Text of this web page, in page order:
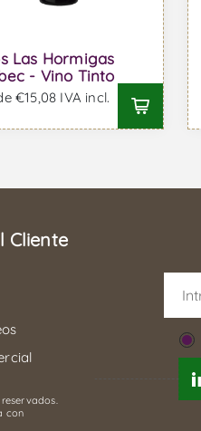
Las Hormigas
- Vino Tinto
€15,08 IVA incl.
Cliente
con